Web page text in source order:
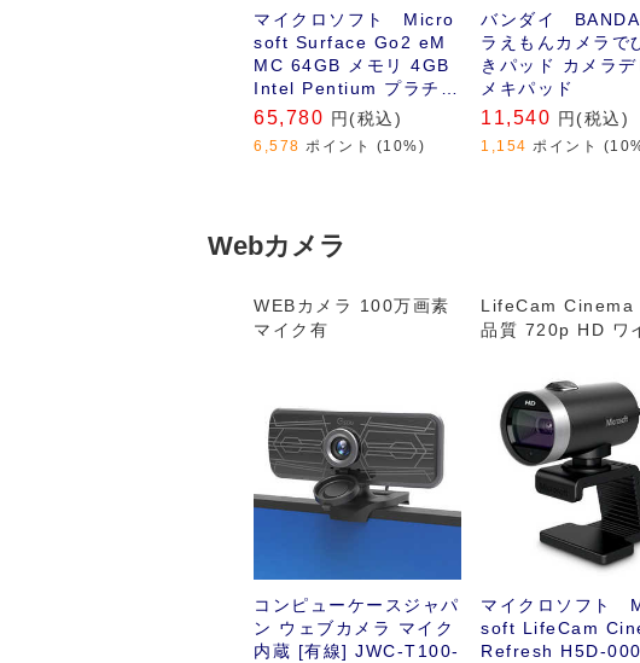
マイクロソフト Micro
soft Surface Go2 eM
MC 64GB メモリ 4GB
Intel Pentium プラチナ
STV-00012 プラチナ
65,780 円(税込)
6,578 ポイント (10%)
バンダイ
ラえもんカメラで
きパッド カメラデ
メキパッド
11,540 円(税込)
1,154 ポイント
Webカメラ
WEBカメラ 100万画素
マイク有
コンピューケースジャパ
ン ウェブカメラ マイク
内蔵 [有線] JWC-T100-
LifeCam Cinema
品質 720p HD ワ
な音声品質を楽し
ょう｡
マイクロソフト
soft LifeCam
Refresh H5D-